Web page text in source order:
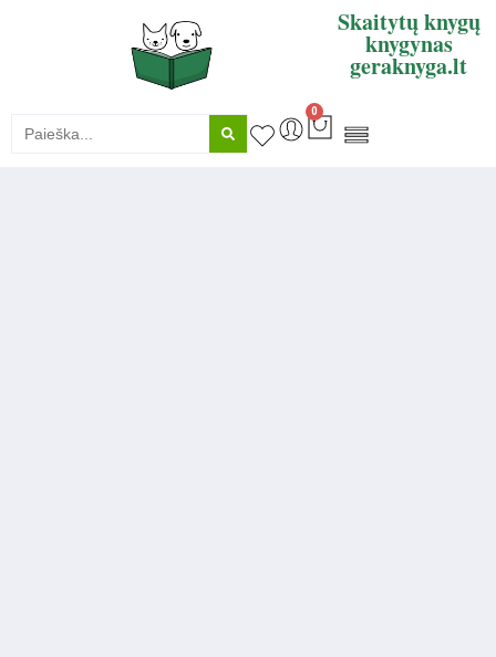
Skaitytų knygų
knygynas
geraknyga.lt
0